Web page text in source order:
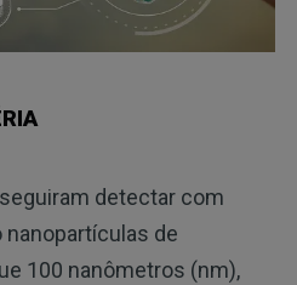
detectar com
de
100 nanômetros (nm),